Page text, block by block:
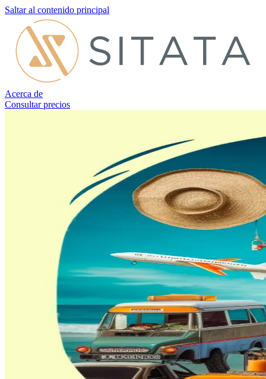
Saltar al contenido principal
Acerca de
Consultar precios